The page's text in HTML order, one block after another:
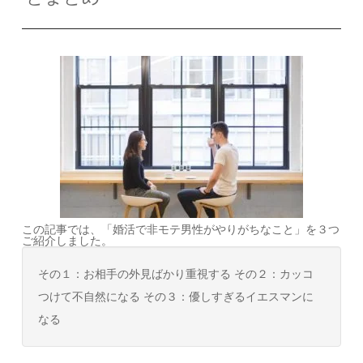
この記事では、「婚活で非モテ男性がやりがちなこと」を３つ
ご紹介しました。
その１：お相手の外見ばかり重視する その２：カッコ
つけて不自然になる その３：優しすぎるイエスマンに
なる